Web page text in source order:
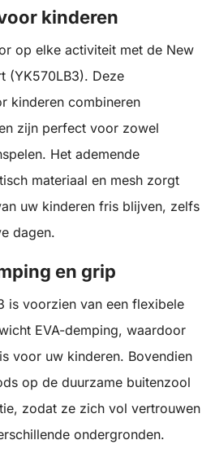
kinderen
op elke activiteit met de New
(YK570LB3). Deze
kinderen combineren
zijn perfect voor zowel
Het ademende
materiaal en mesh zorgt
uw kinderen fris blijven, zelfs
dagen.
en grip
is voorzien van een flexibele
EVA-demping, waardoor
voor uw kinderen. Bovendien
op de duurzame buitenzool
zodat ze zich vol vertrouwen
ondergronden.